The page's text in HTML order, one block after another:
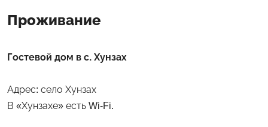
Проживание
Гостевой дом в с. Хунзах
Адрес: село Хунзах
В «Хунзахе» есть Wi-Fi.